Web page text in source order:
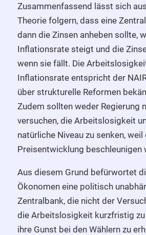
Zusammenfassend lässt sich
Theorie folgern, dass eine
dann die Zinsen anheben sollte,
Inflationsrate steigt und die
wenn sie fällt. Die
Inflationsrate entspricht der
über strukturelle Reformen
Zudem sollten weder Regierung
versuchen, die Arbeitslosigkeit
natürliche Niveau zu senken,
Preisentwicklung beschleunigen
Aus diesem Grund befürwortet
Ökonomen eine politisch
Zentralbank, die nicht der
die Arbeitslosigkeit kurzfristig zu
ihre Gunst bei den Wählern zu